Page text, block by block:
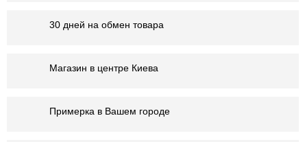
30 дней на обмен товара
Магазин в центре Киева
Примерка в Вашем городе